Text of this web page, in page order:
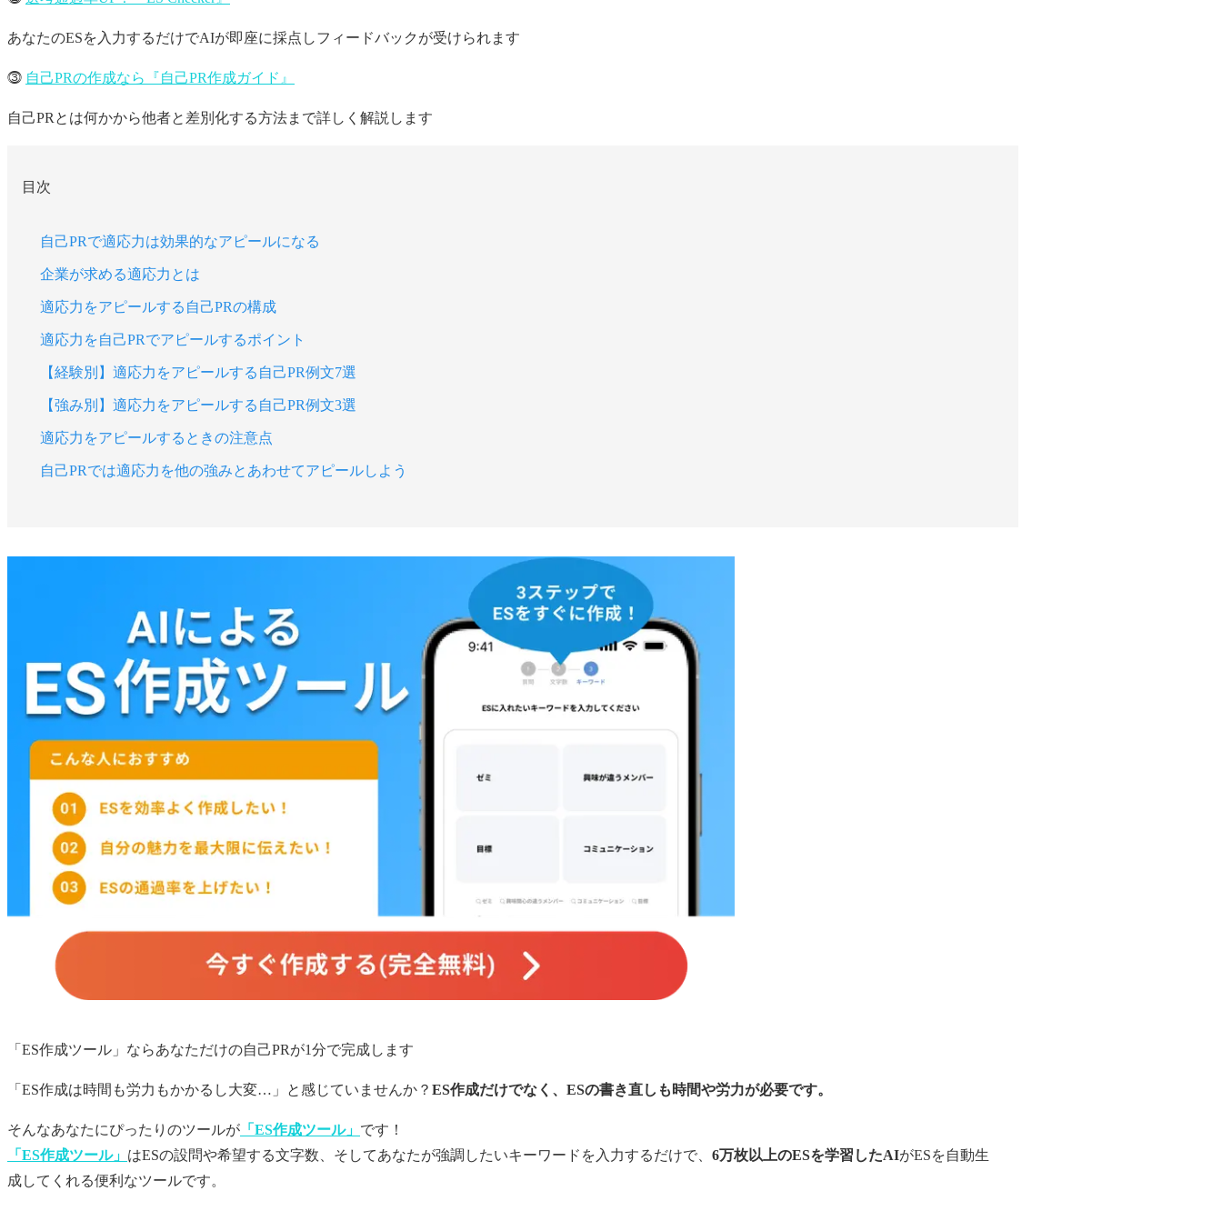
あなたのESを入力するだけでAIが即座に採点しフィードバックが受けられます
⓷ 自己PRの作成なら『自己PR作成ガイド』
自己PRとは何かから他者と差別化する方法まで詳しく解説します
目次
自己PRで適応力は効果的なアピールになる
企業が求める適応力とは
適応力をアピールする自己PRの構成
適応力を自己PRでアピールするポイント
【経験別】適応力をアピールする自己PR例文7選
【強み別】適応力をアピールする自己PR例文3選
適応力をアピールするときの注意点
自己PRでは適応力を他の強みとあわせてアピールしよう
「ES作成ツール」ならあなただけの自己PRが1分で完成します
「ES作成は時間も労力もかかるし大変…」と感じていませんか？ ES作成だけでなく、ESの書き直しも時間や労力が必要です。
そんなあなたにぴったりのツールが 「ES作成ツール」 です！
「ES作成ツール」 はESの設問や希望する文字数、そしてあなたが強調したいキーワードを入力するだけで、 6万枚以上のESを学習したAIがESを自動生
成してくれる便利なツールです。